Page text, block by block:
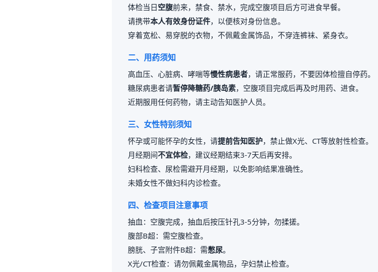
体检当日空腹前来，禁食、禁水，完成空腹项目后方可进食早餐。
请携带本人有效身份证件，以便核对身份信息。
穿着宽松、易穿脱的衣物，不佩戴金属饰品，不穿连裤袜、紧身衣。
二、用药须知
高血压、心脏病、哮喘等慢性病患者，请正常服药，不要因体检擅自停药。
糖尿病患者请暂停降糖药/胰岛素，空腹项目完成后再及时用药、进食。
近期服用任何药物，请主动告知医护人员。
三、女性特别须知
怀孕或可能怀孕的女性，请提前告知医护，禁止做X光、CT等放射性检查。
月经期间不宜体检，建议经期结束3-7天后再安排。
妇科检查、尿检需避开月经期，以免影响结果准确性。
未婚女性不做妇科内诊检查。
四、检查项目注意事项
抽血：空腹完成，抽血后按压针孔3-5分钟，勿揉搓。
腹部B超：需空腹检查。
膀胱、子宫附件B超：需憋尿。
X光/CT检查：请勿佩戴金属物品，孕妇禁止检查。